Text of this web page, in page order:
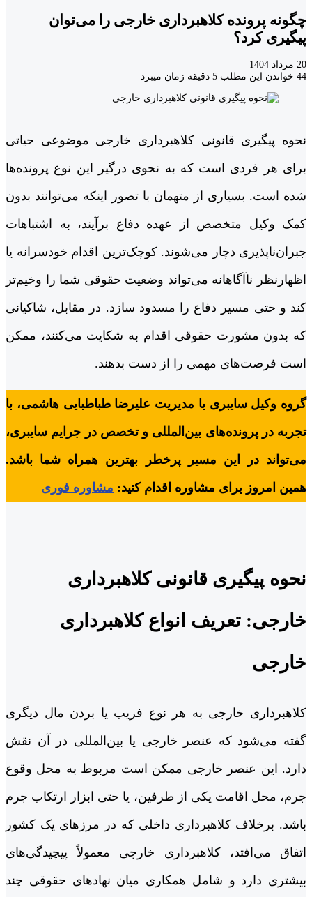
چگونه پرونده کلاهبرداری خارجی را می‌توان
پیگیری کرد؟
20 مرداد 1404
44 خواندن این مطلب 5 دقیقه زمان میبرد
نحوه پیگیری قانونی کلاهبرداری خارجی موضوعی حیاتی
برای هر فردی است که به نحوی درگیر این نوع پرونده‌ها
شده است. بسیاری از متهمان با تصور اینکه می‌توانند بدون
کمک وکیل متخصص از عهده دفاع برآیند، به اشتباهات
جبران‌ناپذیری دچار می‌شوند. کوچک‌ترین اقدام خودسرانه یا
اظهارنظر ناآگاهانه می‌تواند وضعیت حقوقی شما را وخیم‌تر
کند و حتی مسیر دفاع را مسدود سازد. در مقابل، شاکیانی
که بدون مشورت حقوقی اقدام به شکایت می‌کنند، ممکن
است فرصت‌های مهمی را از دست بدهند.
گروه وکیل سایبری با مدیریت علیرضا طباطبایی هاشمی، با
تجربه در پرونده‌های بین‌المللی و تخصص در جرایم سایبری،
می‌تواند در این مسیر پرخطر بهترین همراه شما باشد.
همین امروز برای مشاوره اقدام کنید: مشاوره فوری
نحوه پیگیری قانونی کلاهبرداری
خارجی: تعریف انواع کلاهبرداری
خارجی
کلاهبرداری خارجی به هر نوع فریب یا بردن مال دیگری
گفته می‌شود که عنصر خارجی یا بین‌المللی در آن نقش
دارد. این عنصر خارجی ممکن است مربوط به محل وقوع
جرم، محل اقامت یکی از طرفین، یا حتی ابزار ارتکاب جرم
باشد. برخلاف کلاهبرداری داخلی که در مرزهای یک کشور
اتفاق می‌افتد، کلاهبرداری خارجی معمولاً پیچیدگی‌های
بیشتری دارد و شامل همکاری میان نهادهای حقوقی چند